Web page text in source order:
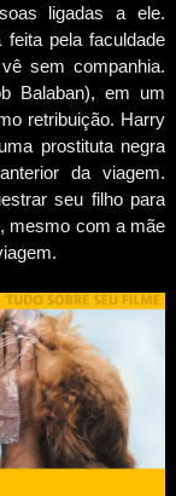
ligadas a ele.
pela faculdade
sem companhia.
Balaban), em um
retribuição. Harry
prostituta negra
da viagem.
seu filho para
mesmo com a mãe